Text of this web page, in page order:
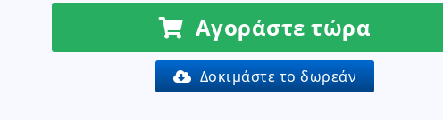
Αγοράστε τώρα
Δοκιμάστε το δωρεάν